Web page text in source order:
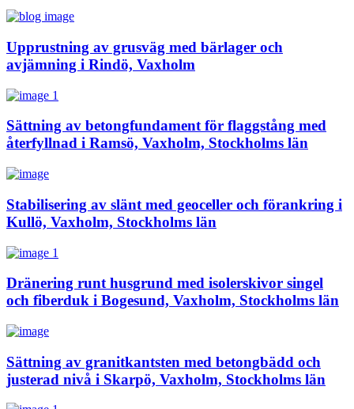
Upprustning av grusväg med bärlager och
avjämning i Rindö, Vaxholm
Sättning av betongfundament för flaggstång med
återfyllnad i Ramsö, Vaxholm, Stockholms län
Stabilisering av slänt med geoceller och förankring i
Kullö, Vaxholm, Stockholms län
Dränering runt husgrund med isolerskivor singel
och fiberduk i Bogesund, Vaxholm, Stockholms län
Sättning av granitkantsten med betongbädd och
justerad nivå i Skarpö, Vaxholm, Stockholms län